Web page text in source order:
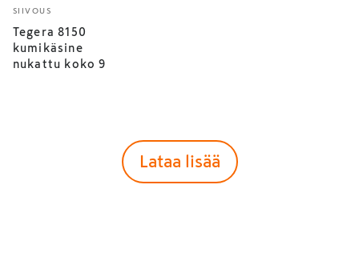
SIIVOUS
Tegera 8150
kumikäsine
nukattu koko 9
Lataa lisää